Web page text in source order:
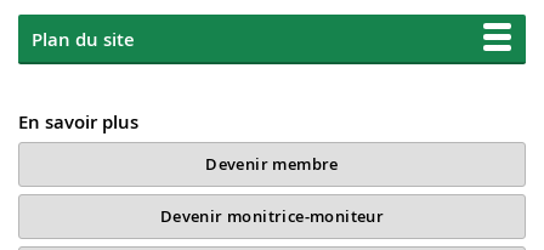
Plan du site
En savoir plus
Devenir membre
Devenir monitrice-moniteur